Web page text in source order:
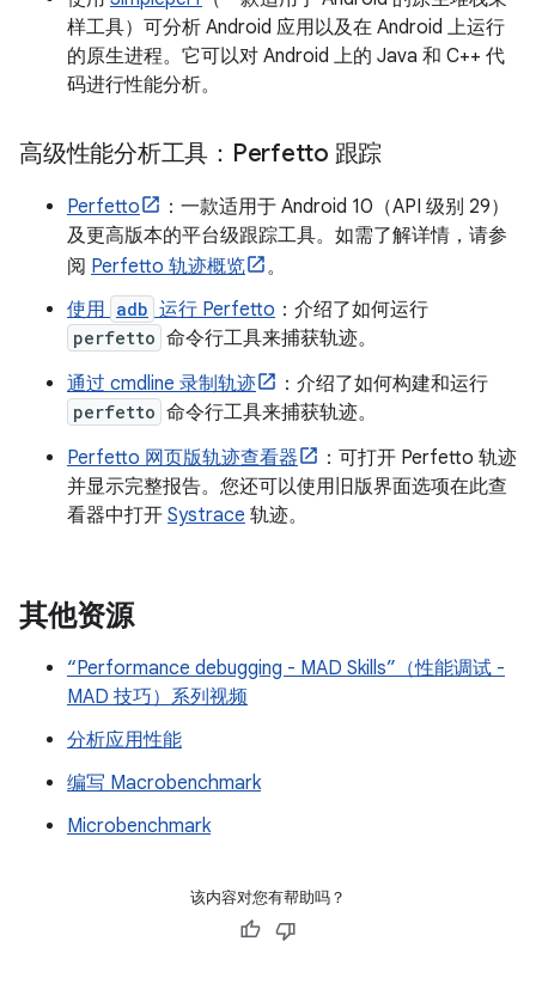
样工具）可分析 Android 应用以及在 Android 上运行
的原生进程。它可以对 Android 上的 Java 和 C++ 代
码进行性能分析。
高级性能分析工具：Perfetto 跟踪
Perfetto
：一款适用于 Android 10（API 级别 29）
及更高版本的平台级跟踪工具。如需了解详情，请参
阅 Perfetto 轨迹概览
。
使用 adb 运行 Perfetto ：介绍了如何运行
perfetto 命令行工具来捕获轨迹。
通过 cmdline 录制轨迹
：介绍了如何构建和运行
perfetto 命令行工具来捕获轨迹。
Perfetto 网页版轨迹查看器
：可打开 Perfetto 轨迹
并显示完整报告。您还可以使用旧版界面选项在此查
看器中打开 Systrace 轨迹。
其他资源
“Performance debugging - MAD Skills”（性能调试 -
MAD 技巧）系列视频
分析应用性能
编写 Macrobenchmark
Microbenchmark
该内容对您有帮助吗？